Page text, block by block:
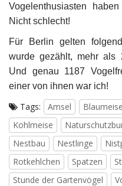
Vogelenthusiasten
Nicht schlecht!
Für Berlin gelten
wurde gezählt, mehr als
Und genau 1187
einer von ihnen war ich!
Tags: Amsel Blaumeise
Kohlmeise
Nestbau
Nestlinge
Rotkehlchen
Spatzen
Stunde der Gartenvögel